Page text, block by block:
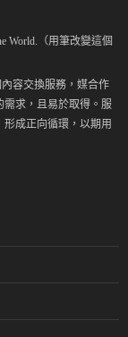
World.（用筆改變這個
內容交換服務，媒合作
需求，且易於取得。服
成正向循環，以期用